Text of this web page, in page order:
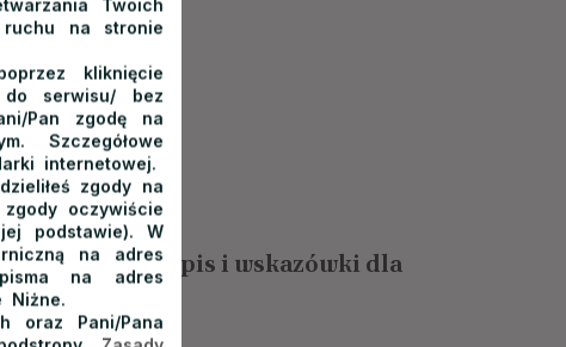
Pieninach — opis i wskazówki dla
Twoich
na stronie
kliknięcie
do serwisu/ bez
Pan zgodę na
Szczegółowe
internetowej.
zgody na
oczywiście
podstawie). W
na adres
pisma na adres
Niżne.
oraz Pani/Pana